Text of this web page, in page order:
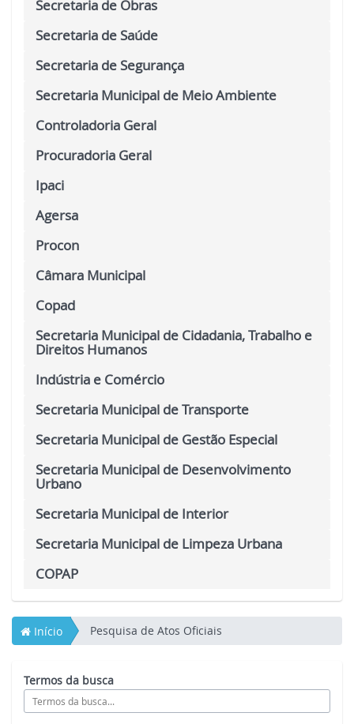
Secretaria de Obras
Secretaria de Saúde
Secretaria de Segurança
Secretaria Municipal de Meio Ambiente
Controladoria Geral
Procuradoria Geral
Ipaci
Agersa
Procon
Câmara Municipal
Copad
Secretaria Municipal de Cidadania, Trabalho e
Direitos Humanos
Indústria e Comércio
Secretaria Municipal de Transporte
Secretaria Municipal de Gestão Especial
Secretaria Municipal de Desenvolvimento
Urbano
Secretaria Municipal de Interior
Secretaria Municipal de Limpeza Urbana
COPAP
Início Pesquisa de Atos Oficiais
Termos da busca